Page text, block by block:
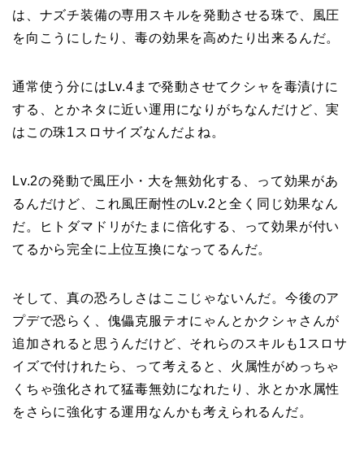
は、ナズチ装備の専用スキルを発動させる珠で、風圧
を向こうにしたり、毒の効果を高めたり出来るんだ。
通常使う分にはLv.4まで発動させてクシャを毒漬けに
する、とかネタに近い運用になりがちなんだけど、実
はこの珠1スロサイズなんだよね。
Lv.2の発動で風圧小・大を無効化する、って効果があ
るんだけど、これ風圧耐性のLv.2と全く同じ効果なん
だ。ヒトダマドリがたまに倍化する、って効果が付い
てるから完全に上位互換になってるんだ。
そして、真の恐ろしさはここじゃないんだ。今後のア
プデで恐らく、傀儡克服テオにゃんとかクシャさんが
追加されると思うんだけど、それらのスキルも1スロサ
イズで付けれたら、って考えると、火属性がめっちゃ
くちゃ強化されて猛毒無効になれたり、氷とか水属性
をさらに強化する運用なんかも考えられるんだ。